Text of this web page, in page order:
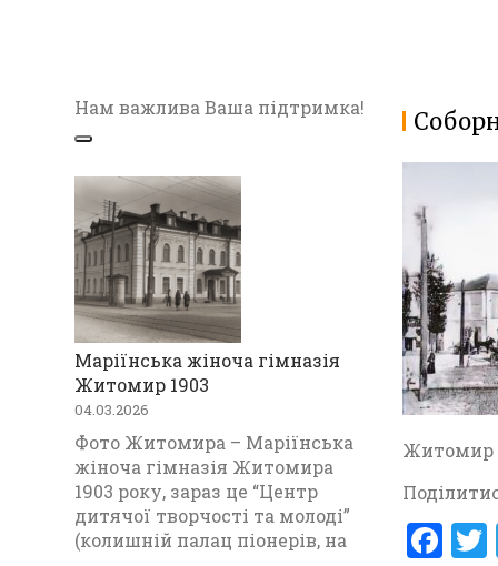
Житомир
F
Нам важлива Ваша підтримка!
Маріїнська жіноча гімназія
Житомир 1903
04.03.2026
Фото Житомира – Маріїнська
жіноча гімназія Житомира
1903 року, зараз це “Центр
дитячої творчості та молоді”
(колишній палац піонерів, на